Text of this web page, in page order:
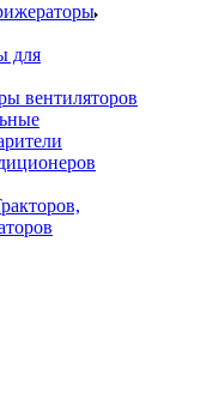
для
вентиляторов